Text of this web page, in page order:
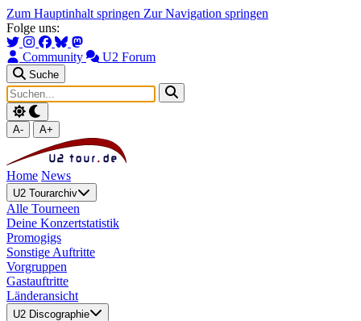
Zum Hauptinhalt springen Zur Navigation springen
Folge uns:
Community U2 Forum
Suche
A- A+
Home News
U2 Tourarchiv
Alle Tourneen
Deine Konzertstatistik
Promogigs
Sonstige Auftritte
Vorgruppen
Gastauftritte
Länderansicht
U2 Discographie